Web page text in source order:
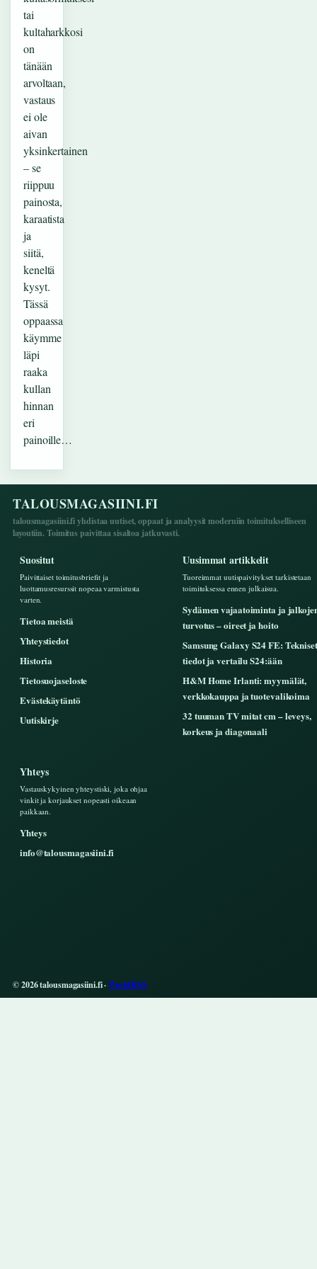
tai
kultaharkkosi
on
tänään
arvoltaan,
vastaus
ei ole
aivan
yksinkertainen
– se
riippuu
painosta,
karaatista
ja
siitä,
keneltä
kysyt.
Tässä
oppaassa
käymme
läpi
raaka
kullan
hinnan
eri
painoille…
TALOUSMAGASIINI.FI
talousmagasiini.fi yhdistaa uutiset, oppaat ja analyysit moderniin toimitukselliseen
layoutiin. Toimitus paivittaa sisaltoa jatkuvasti.
Suositut
Paivittaiset toimitusbriefit ja
luottamusresurssit nopeaa varmistusta
varten.
Tietoa meistä
Yhteystiedot
Historia
Tietosuojaseloste
Evästekäytäntö
Uutiskirje
Uusimmat artikkelit
Tuoreimmat uutispaivitykset tarkistetaan
toimituksessa ennen julkaisua.
Sydämen vajaatoiminta ja
turvotus – oireet ja hoito
Samsung Galaxy S24 FE: Tekniset
tiedot ja vertailu S24:ään
H&M Home Irlanti: myymälät,
verkkokauppa ja tuotevalikoima
32 tuuman TV mitat cm – leveys,
korkeus ja diagonaali
Yhteys
Vastauskykyinen yhteystiski, joka ohjaa
vinkit ja korjaukset nopeasti oikeaan
paikkaan.
Yhteys
info@talousmagasiini.fi
© 2026 talousmagasiini.fi ·WorldRSS